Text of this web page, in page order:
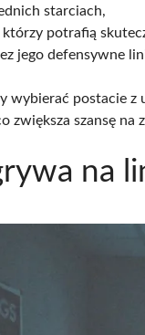
starciach,
którzy potrafią
jego defensywne
wybierać postacie
zwiększa szansę na
na